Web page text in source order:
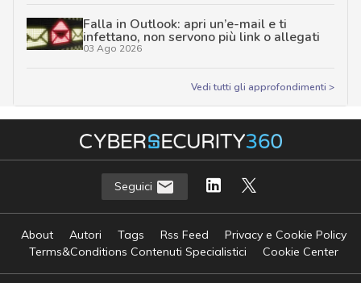
Falla in Outlook: apri un’e-mail e ti
infettano, non servono più link o allegati
03 Ago 2026
Vedi tutti gli approfondimenti >
Seguici
About Autori Tags Rss Feed
Privacy e Cookie Policy
Terms&Conditions Contenuti Specialistici
Cookie Center